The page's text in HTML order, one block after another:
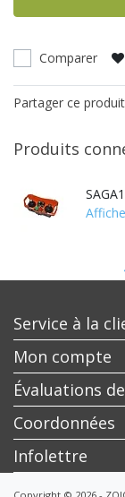
Comparer
Partager ce produit
Produits
Service à la
Mon compte
Évaluations
Coordonnées
Infolettre